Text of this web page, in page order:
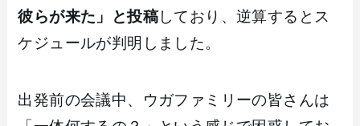
彼らが来た」と投稿しており、逆算するとス
ケジュールが判明しました。
出発前の会議中、ウガファミリーの皆さんは